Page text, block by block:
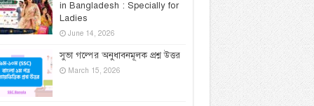
in Bangladesh : Specially for
Ladies
June 14, 2026
সুভা গল্পের অনুধাবনমূলক প্রশ্ন উত্তর
March 15, 2026